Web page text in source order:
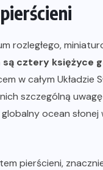
rozległego,
cztery księżyce
w całym Układzie
szczególną
ocean
pierścieni,